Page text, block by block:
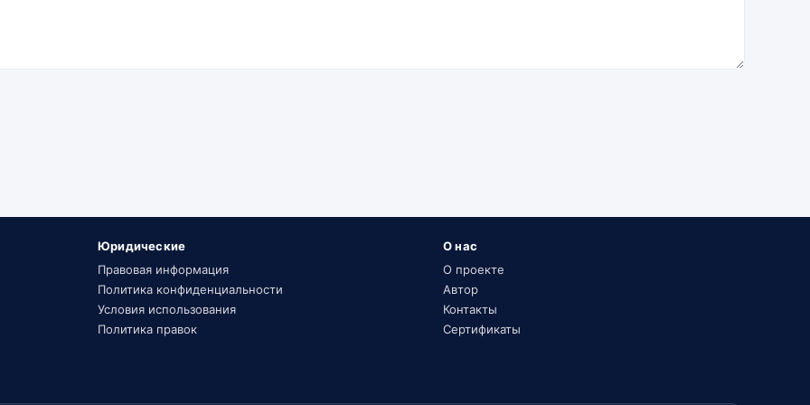
Юридические
Правовая информация
Политика конфиденциальности
Условия использования
Политика правок
О нас
О проекте
Автор
Контакты
Сертификаты